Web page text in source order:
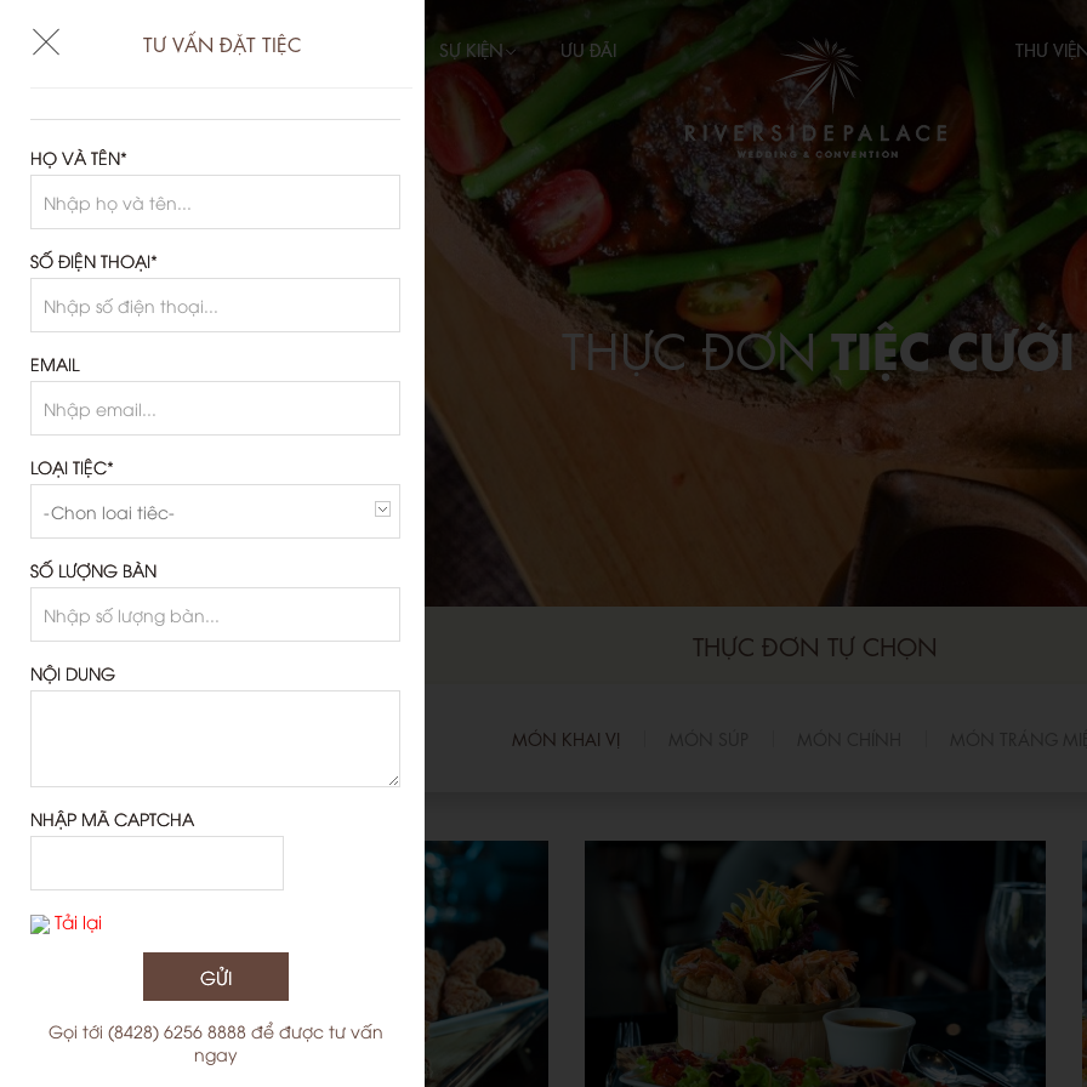
TIỆC CƯỚI SỰ KIỆN ƯU ĐÃI THƯ
THỰC ĐƠNTIỆC CƯỚI
THỰC ĐƠN TỰ CHỌN
MÓN KHAI VỊ
TƯ VẤN ĐẶT TIỆC
HỌ VÀ TÊN*
SỐ ĐIỆN THOẠI*
EMAIL
LOẠI TIỆC*
SỐ LƯỢNG BÀN
NỘI DUNG
NHẬP MÃ CAPTCHA
Tải lại
GỬI
Gọi tới (8428) 6256 8888 để được tư vấn
ngay